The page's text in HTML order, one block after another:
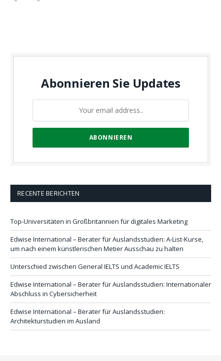
Abonnieren Sie Updates
RECENTE BERICHTEN
Top-Universitäten in Großbritannien für digitales Marketing
Edwise International – Berater für Auslandsstudien: A-List-Kurse,
um nach einem künstlerischen Metier Ausschau zu halten
Unterschied zwischen General IELTS und Academic IELTS
Edwise International – Berater für Auslandsstudien: Internationaler
Abschluss in Cybersicherheit
Edwise International – Berater für Auslandsstudien:
Architekturstudien im Ausland